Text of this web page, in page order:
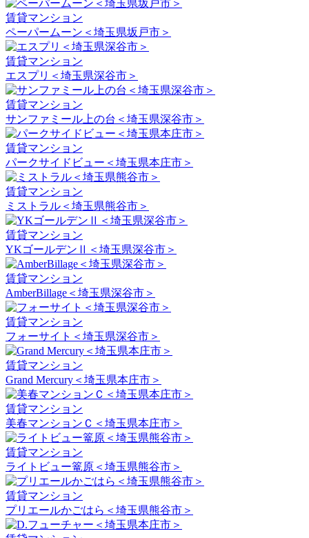
賃貸マンション
ペーパームーン＜埼玉県坂戸市＞
賃貸マンション
エスプリ＜埼玉県深谷市＞
賃貸マンション
サンファミール上の台＜埼玉県深谷市＞
賃貸マンション
パークサイドビュー＜埼玉県本庄市＞
賃貸マンション
ミストラル＜埼玉県熊谷市＞
賃貸マンション
YKゴールデンⅡ＜埼玉県深谷市＞
賃貸マンション
AmberBillage＜埼玉県深谷市＞
賃貸マンション
フォーサイト＜埼玉県深谷市＞
賃貸マンション
Grand Mercury＜埼玉県本庄市＞
賃貸マンション
美春マンションＣ＜埼玉県本庄市＞
賃貸マンション
ライトビュー篭原＜埼玉県熊谷市＞
賃貸マンション
プリエールかごはら＜埼玉県熊谷市＞